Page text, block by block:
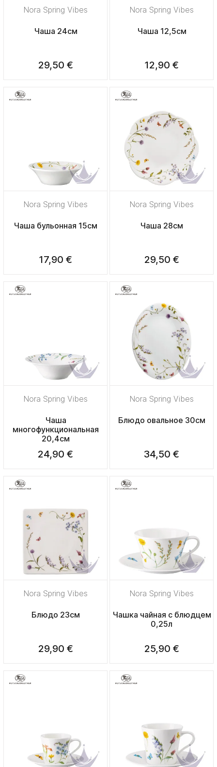
Nora Spring Vibes
Чаша 24см
29,50 €
Nora Spring Vibes
Чаша 12,5см
12,90 €
Nora Spring Vibes
Чаша бульонная 15см
17,90 €
Nora Spring Vibes
Чаша 28см
29,50 €
Nora Spring Vibes
Чаша
многофункциональная
20,4см
24,90 €
Nora Spring Vibes
Блюдо овальное 30см
34,50 €
Nora Spring Vibes
Блюдо 23см
29,90 €
Nora Spring Vibes
Чашка чайная с блюдцем
0,25л
25,90 €